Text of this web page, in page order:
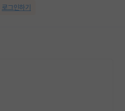
로그인하기